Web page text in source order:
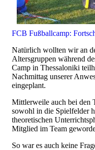
FCB Fußballcamp:
Natürlich wollten wir an
Altersgruppen während
Camp in Thessaloniki
Nachmittag unserer
eingeplant.
Mittlerweile auch bei den
sowohl in die Spielfelder
theoretischen
Mitglied im Team
So war es auch keine